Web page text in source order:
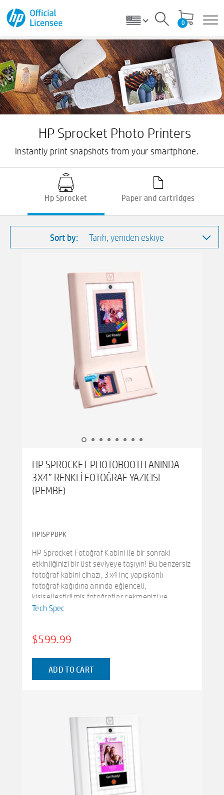
0
HP Sprocket Photo Printers
Instantly print snapshots from your smartphone.
Hp Sprocket Paper and cartridges
Sort by:
HP SPROCKET PHOTOBOOTH ANINDA
3X4” RENKLI FOTOĞRAF YAZICISI
(PEMBE)
HPISPPBPK
HP Sprocket Fotoğraf Kabini ile bir sonraki
etkinliğinizi bir üst seviyeye taşıyın! Bu benzersiz
fotoğraf kabini cihazı, 3x4 inç yapışkanlı
fotoğraf kağıdına anında eğlenceli,
kişiselleştirilmiş fotoğraflar çekmenizi ve
paylaşmanızı sağlar. Etkinliğiniz için mükemmel
özelleştirin ve fotoğraf kabini büyüsünü
10.1 inç ayarlanabilir LCD dokunmatik ekran,
fotoğraflarınızın düzenleri ve filtreleri
yerleşik bir LED halka ışığı ve flaşla, her ayrıntıyı
net, parlak renkte güvenle yakalayabilirsiniz.
Fotoğrafınız hazır olduğunda, paylaşmak
kolaydır. Sadece yazdır'a basın ve fotoğrafınızın
ZINK kağıdına pahalı mürekkep veya tonerlere
ihtiyaç duymadan anında yazdırılmasını izleyin.
Tech Spec
$599.99
ADD TO CART